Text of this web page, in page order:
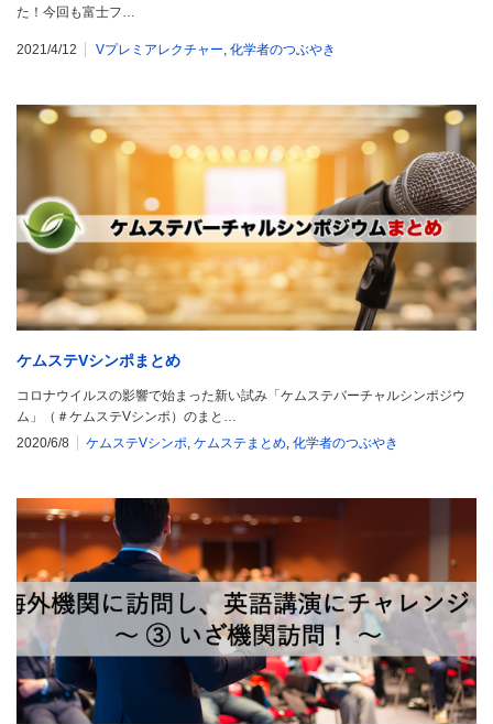
た！今回も富士フ…
2021/4/12 Vプレミアレクチャー 化学者のつぶやき
ケムステVシンポまとめ
コロナウイルスの影響で始まった新い試み「ケムステバーチャルシンポジウ
ム」（＃ケムステVシンポ）のまと…
2020/6/8
ケムステVシンポ, ケムステまとめ, 化学者のつぶやき